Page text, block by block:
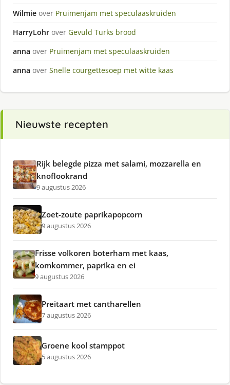
Wilmie over Pruimenjam met speculaaskruiden
HarryLohr over Gevuld Turks brood
anna over Pruimenjam met speculaaskruiden
anna over Snelle courgettesoep met witte kaas
Nieuwste recepten
Rijk belegde pizza met salami, mozzarella en
knoflookrand
9 augustus 2026
Zoet-zoute paprikapopcorn
9 augustus 2026
Frisse volkoren boterham met kaas,
komkommer, paprika en ei
9 augustus 2026
Preitaart met cantharellen
7 augustus 2026
Groene kool stamppot
5 augustus 2026